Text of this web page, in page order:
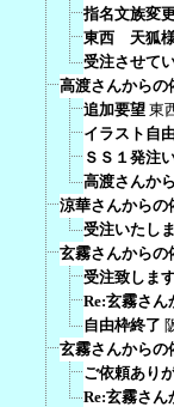
指名文族変
東西 天狐様
受注させて
高渡さんからの
追加要望 東
イラスト自
ＳＳ１発注
高渡さんか
涼華さんからの
受注いたし
玄霧さんからの
受注致しま
Re:玄霧さん
自由枠終了
玄霧さんからの
ご依頼あり
Re:玄霧さん